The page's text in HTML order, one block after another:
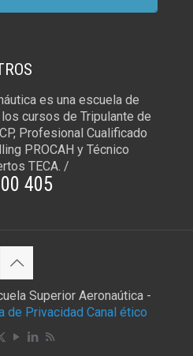
es una escuela de
cursos de Tripulante de
Profesional Cualificado
PROCAH y Técnico
TECA. /
405
Superior Aeronaútica -
de Privacidad Canal ético